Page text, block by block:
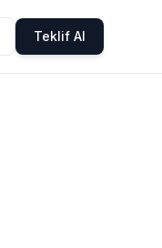
Teklif Al